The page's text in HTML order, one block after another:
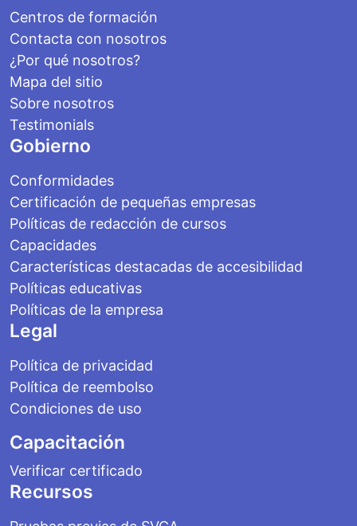
Centros de formación
Contacta con nosotros
¿Por qué nosotros?
Mapa del sitio
Sobre nosotros
Testimonials
Gobierno
Conformidades
Certificación de pequeñas empresas
Políticas de redacción de cursos
Capacidades
Características destacadas de accesibilidad
Políticas educativas
Políticas de la empresa
Legal
Política de privacidad
Política de reembolso
Condiciones de uso
Capacitación
Verificar certificado
Recursos